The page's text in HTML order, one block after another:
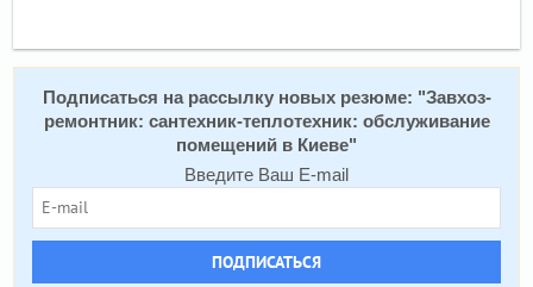
Подписаться на рассылку новых резюме: "Завхоз-
ремонтник: сантехник-теплотехник: обслуживание
помещений в Киеве"
Введите Ваш E-mail
ПОДПИСАТЬСЯ